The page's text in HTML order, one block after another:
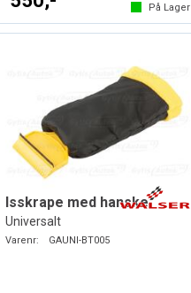
På Lager
Isskrape med hanske
Universalt
Varenr: GAUNI-BT005